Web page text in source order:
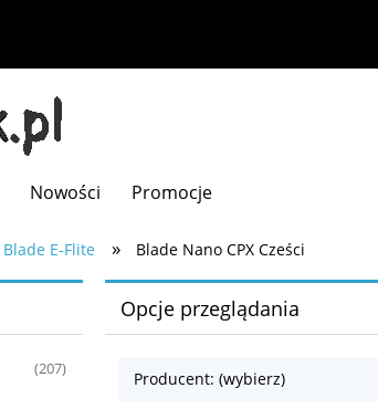
Nowości Promocje
Blade E-Flite » Blade Nano CPX Cześci
(207)
Opcje przeglądania
Producent: (wybierz)